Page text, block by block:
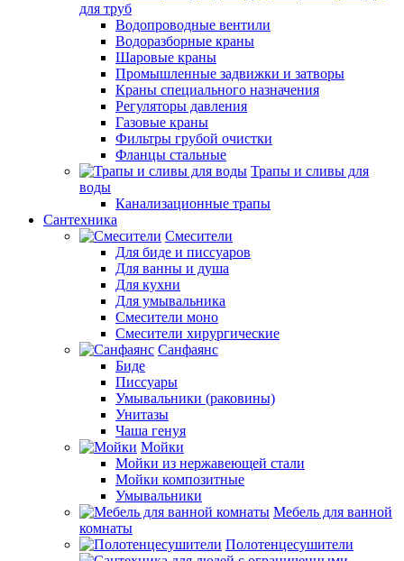
для труб
Водопроводные вентили
Водоразборные краны
Шаровые краны
Промышленные задвижки и затворы
Краны специального назначения
Регуляторы давления
Газовые краны
Фильтры грубой очистки
Фланцы стальные
Трапы и сливы для
воды
Канализационные трапы
Сантехника
Смесители
Для биде и писсуаров
Для ванны и душа
Для кухни
Для умывальника
Смесители моно
Смесители хирургические
Санфаянс
Биде
Писсуары
Умывальники (раковины)
Унитазы
Чаша генуя
Мойки
Мойки из нержавеющей стали
Мойки композитные
Умывальники
Мебель для ванной
комнаты
Полотенцесушители